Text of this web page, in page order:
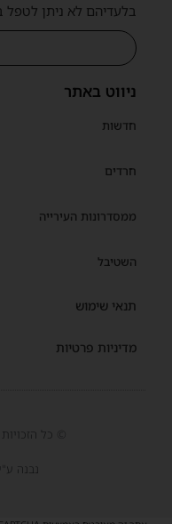
ניווט באתר
חדשות
חרדים
ממסדרונות העירייה
השטיבל
תנאי שימוש
מדיניות פרטיות
בלעדיהם לא ניתן לטפל
© כל
נבנה